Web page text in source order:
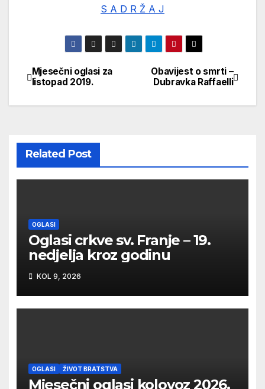
S A D R Ž A J
Navigacija
objava
Obavijest o smrti –
Dubravka Raffaelli
Mjesečni oglasi za
listopad 2019.
Related Post
OGLASI
Oglasi crkve sv. Franje – 19.
nedjelja kroz godinu
KOL 9, 2026
OGLASI ŽIVOT BRATSTVA
Mjesečni oglasi kolovoz 2026.